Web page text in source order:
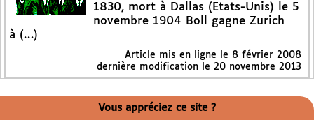
1830, mort à Dallas (Etats-Unis) le 5
novembre 1904 Boll gagne Zurich
à (…)
Article mis en ligne le 8 février 2008
dernière modification le 20 novembre 2013
Vous appréciez ce site ?